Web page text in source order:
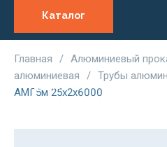
Каталог
Главная / Алюминиевый
алюминиевая
/ Трубы
АМГ5м 25х2х6000